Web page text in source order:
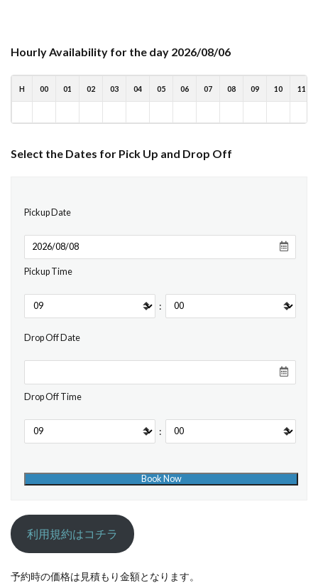
Hourly Availability for the day 2026/08/06
H 00 01 02 03 04 05 06 07 08 09 10 11
Select the Dates for Pick Up and Drop Off
Pickup Date
Pickup Time
:
Drop Off Date
Drop Off Time
:
利用規約はコチラ
予約時の価格は見積もり金額となります。